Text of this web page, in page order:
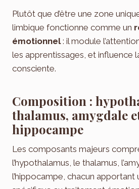
Plutôt que d’être une zone
limbique fonctionne comme un
émotionnel: il module
les apprentissages, et influence
consciente.
Composition :
thalamus, amygdale
hippocampe
Les composants majeurs
l’hypothalamus, le thalamus,
l’hippocampe, chacun apportant